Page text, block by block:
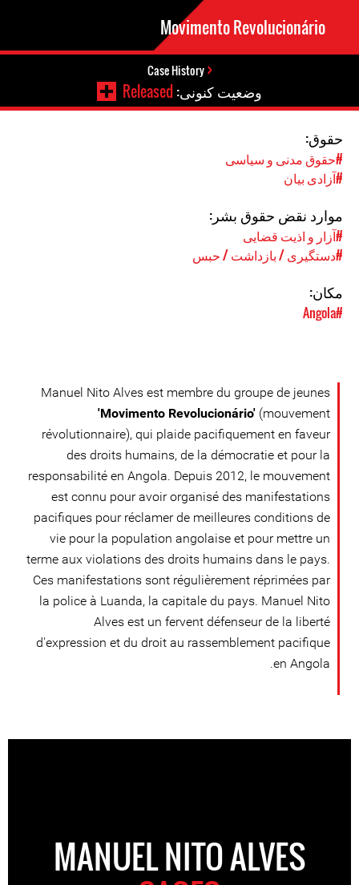
Movimento Revolucionário
Case History
وضعیت کنونی:Released
حقوق:
#حقوق مدنی و سیاسی
#آزادی بیان
موارد نقض حقوق بشر:
#آزار و اذیت قضایی
#دستگیری / بازداشت / حبس
مکان:
#Angola
Manuel Nito Alves est membre du groupe de jeunes
'Movimento Revolucionário' (mouvement
révolutionnaire), qui plaide pacifiquement en faveur
des droits humains, de la démocratie et pour la
responsabilité en Angola. Depuis 2012, le mouvement
est connu pour avoir organisé des manifestations
pacifiques pour réclamer de meilleures conditions de
vie pour la population angolaise et pour mettre un
terme aux violations des droits humains dans le pays.
Ces manifestations sont régulièrement réprimées par
la police à Luanda, la capitale du pays. Manuel Nito
Alves est un fervent défenseur de la liberté
d'expression et du droit au rassemblement pacifique
en Angola.
MANUEL NITO ALVES